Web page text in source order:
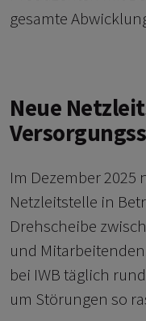
gesamte
Neue
Im Dezember 2025
Netzleitstelle in
Drehscheibe
und
bei IWB täglich
um Störungen so